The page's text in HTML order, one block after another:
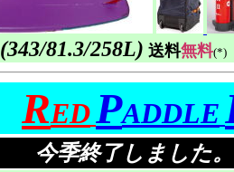
(343/81.3/258L) 送料無料(*)
REDPADDLE
今季終了しました。